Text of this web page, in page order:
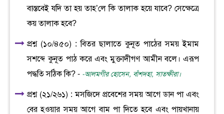
বাস্তবেই যদি তা হয় তাহ’লে কি তালাক হয়ে যাবে? সেক্ষেত্রে
কয় তালাক হবে?
প্রশ্ন (১০/৪৫০) : বিতর ছালাতে কুনূত পাঠের সময় ইমাম
সশব্দে কুনূত পাঠ করে এবং মুক্তাদীগণ আমীন বলে। এরূপ
পদ্ধতি সঠিক কি? - -আলমগীর হোসেন, বাঁশদহা, সাতক্ষীরা।
প্রশ্ন (২১/২৬১) : মসজিদে প্রবেশের সময় আগে ডান পা এবং
বের হওয়ার সময় আগে বাম পা দিতে হবে এবং পায়খানায়